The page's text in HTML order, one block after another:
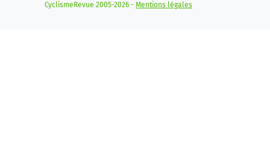
CyclismeRevue 2005-2026 - Mentions légales